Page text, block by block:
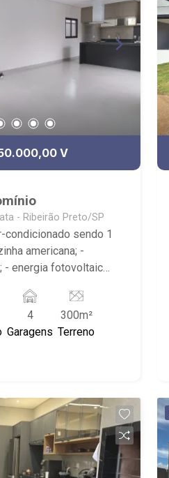
V
- Ribeirão Preto/SP
condicionado sendo 1
americana; -
energia fotovoltaica;
Club House: Portaria
de Churrasco,
Quadra de Tênis,
4
Garagens
300m²
Terreno